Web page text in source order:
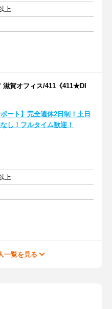
上
滋賀オフィス/411《411★DI
ポート】完全週休2日制！土日
し！フルタイム歓迎！
上
一覧を見る